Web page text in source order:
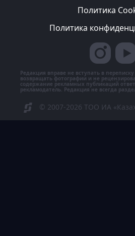
Политика
Политика
Редакция вправе не вступать в
возвращать фотографии и не
содержание рекламных публикаций
рекламодатель. Редакция не всегда
© 2007-2026 ТОО ИА